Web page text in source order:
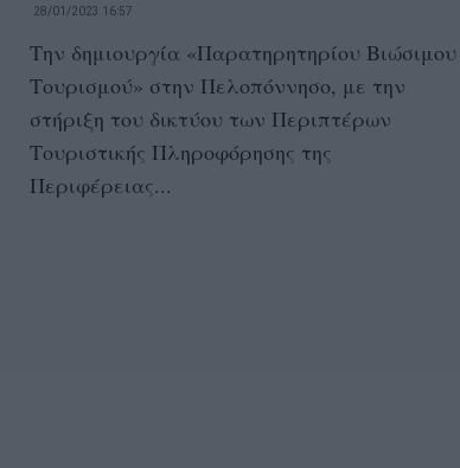
28/01/2023 16:57
Την δημιουργία «Παρατηρητηρίου Βιώσιμου
Τουρισμού» στην Πελοπόννησο, με την
στήριξη του δικτύου των Περιπτέρων
Τουριστικής Πληροφόρησης της
Περιφέρειας...